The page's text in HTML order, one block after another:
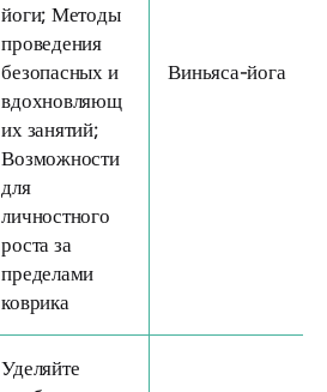
йоги; Методы
проведения
безопасных и
вдохновляющ
их занятий;
Возможности
для
личностного
роста за
пределами
коврика
Виньяса-йога
Уделяйте